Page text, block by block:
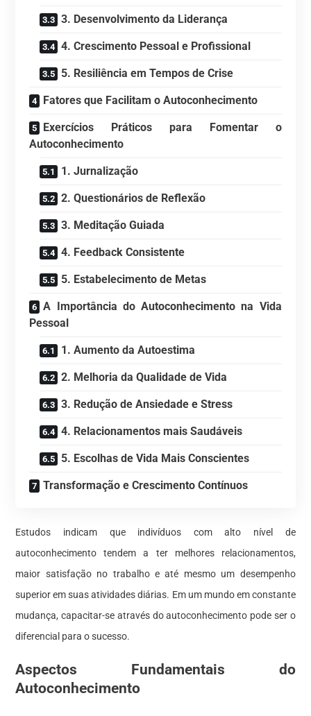
3. Desenvolvimento da Liderança
4. Crescimento Pessoal e Profissional
5. Resiliência em Tempos de Crise
Fatores que Facilitam o Autoconhecimento
Exercícios Práticos para Fomentar o
Autoconhecimento
1. Jurnalização
2. Questionários de Reflexão
3. Meditação Guiada
4. Feedback Consistente
5. Estabelecimento de Metas
A Importância do Autoconhecimento na Vida
Pessoal
1. Aumento da Autoestima
2. Melhoria da Qualidade de Vida
3. Redução de Ansiedade e Stress
4. Relacionamentos mais Saudáveis
5. Escolhas de Vida Mais Conscientes
Transformação e Crescimento Contínuos
Estudos indicam que indivíduos com alto nível de
autoconhecimento tendem a ter melhores relacionamentos,
maior satisfação no trabalho e até mesmo um desempenho
superior em suas atividades diárias. Em um mundo em constante
mudança, capacitar-se através do autoconhecimento pode ser o
diferencial para o sucesso.
Aspectos Fundamentais do
Autoconhecimento